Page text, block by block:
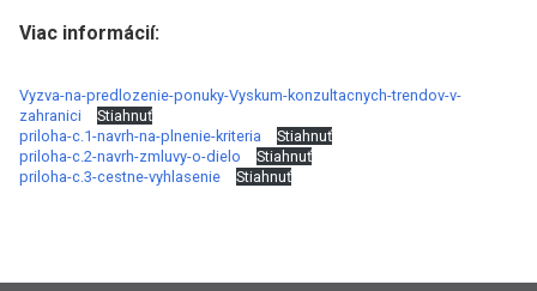
Viac informácií:
Vyzva-na-predlozenie-ponuky-Vyskum-konzultacnych-trendov-v-
zahranici
Stiahnuť
priloha-c.1-navrh-na-plnenie-kriteria
Stiahnuť
priloha-c.2-navrh-zmluvy-o-dielo
Stiahnuť
priloha-c.3-cestne-vyhlasenie
Stiahnuť